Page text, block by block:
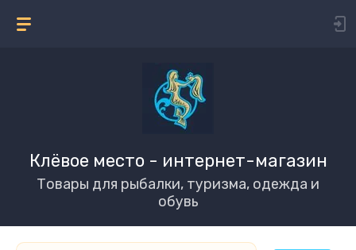
Клёвое место - интернет-магазин
Товары для рыбалки, туризма, одежда и
обувь